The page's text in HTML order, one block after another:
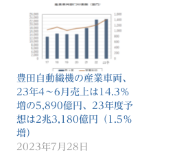
豊田自動織機の産業車両、
23年4〜6月売上は14.3％
増の5,890億円、23年度予
想は2兆3,180億円（1.5％
増）
2023年7月28日